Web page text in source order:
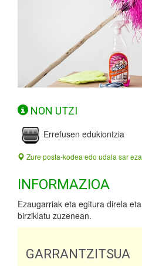
NON UTZI
Errefusen edukiontzia
Zure posta-kodea edo udala sar
INFORMAZIOA
Ezaugarriak eta egitura direla
birziklatu zuzenean.
GARRANTZITSUA